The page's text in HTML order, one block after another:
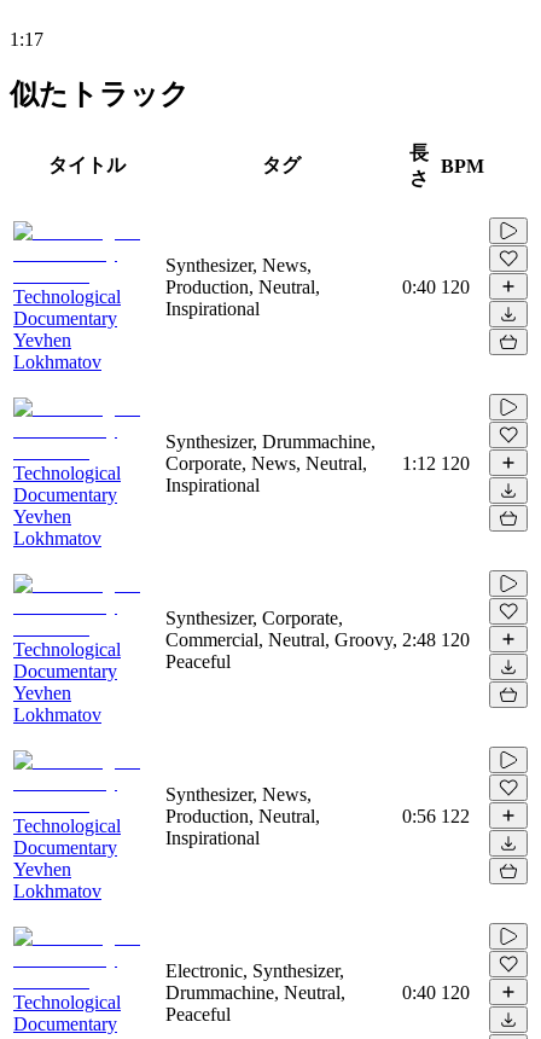
1:17
似たトラック
タイトル タグ
長
さ
BPM
Technological
Documentary
Yevhen
Lokhmatov
Synthesizer, News,
Production, Neutral,
Inspirational
0:40 120
Technological
Documentary
Yevhen
Lokhmatov
Synthesizer, Drummachine,
Corporate, News, Neutral,
Inspirational
1:12 120
Technological
Documentary
Yevhen
Lokhmatov
Synthesizer, Corporate,
Commercial, Neutral, Groovy,
Peaceful
2:48 120
Technological
Documentary
Yevhen
Lokhmatov
Synthesizer, News,
Production, Neutral,
Inspirational
0:56 122
Technological
Documentary
Electronic, Synthesizer,
Drummachine, Neutral,
Peaceful
0:40 120